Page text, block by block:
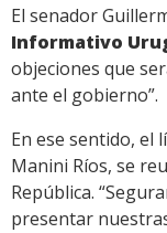
El senador
Informativo
objeciones que
ante el gobierno”.
En ese sentido, el
Manini Ríos, se
República.
presentar